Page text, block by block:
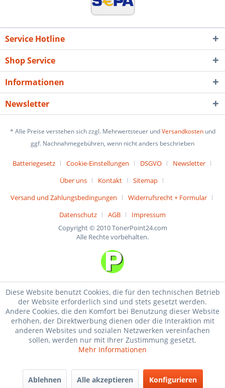
Service Hotline
Shop Service
Informationen
Newsletter
* Alle Preise verstehen sich zzgl. Mehrwertsteuer undVersandkostenund
ggf. Nachnahmegebühren, wenn nicht anders beschrieben
Batteriegesetz Cookie-Einstellungen DSGVO
Newsletter
Über uns
Kontakt
Sitemap
Versand und Zahlungsbedingungen
Widerrufsrecht + Formular
Datenschutz
AGB
Impressum
Copyright © 2010 TonerPoint24.com
Alle Rechte vorbehalten.
Diese Website benutzt Cookies, die für den technischen Betrieb
der Website erforderlich sind und stets gesetzt werden.
Andere Cookies, die den Komfort bei Benutzung dieser Website
erhöhen, der Direktwerbung dienen oder die Interaktion mit
anderen Websites und sozialen Netzwerken vereinfachen
sollen, werden nur mit Ihrer Zustimmung gesetzt.
Mehr Informationen
Ablehnen Alle akzeptieren Konfigurieren